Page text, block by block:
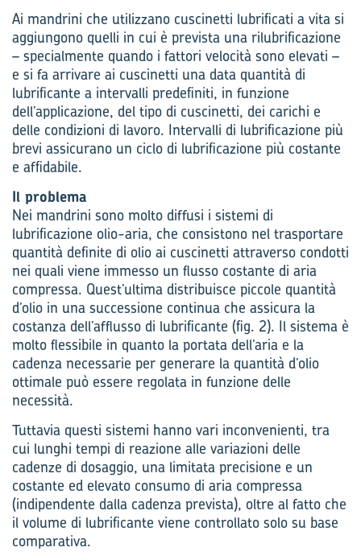
Ai mandrini che utilizzano cuscinetti lubrificati a vita si
aggiungono quelli in cui è prevista una rilubrificazione
– specialmente quando i fattori velocità sono elevati –
e si fa arrivare ai cuscinetti una data quantità di
lubrificante a intervalli predefiniti, in funzione
dell’applicazione, del tipo di cuscinetti, dei carichi e
delle condizioni di lavoro. Intervalli di lubrificazione più
brevi assicurano un ciclo di lubrificazione più costante
e affidabile.
Il problema
Nei mandrini sono molto diffusi i sistemi di
lubrificazione olio-aria, che consistono nel trasportare
quantità definite di olio ai cuscinetti attraverso condotti
nei quali viene immesso un flusso costante di aria
compressa. Quest’ultima distribuisce piccole quantità
d’olio in una successione continua che assicura la
costanza dell’afflusso di lubrificante (fig. 2). Il sistema è
molto flessibile in quanto la portata dell’aria e la
cadenza necessarie per generare la quantità d’olio
ottimale può essere regolata in funzione delle
necessità.
Tuttavia questi sistemi hanno vari inconvenienti, tra
cui lunghi tempi di reazione alle variazioni delle
cadenze di dosaggio, una limitata precisione e un
costante ed elevato consumo di aria compressa
(indipendente dalla cadenza prevista), oltre al fatto che
il volume di lubrificante viene controllato solo su base
comparativa.